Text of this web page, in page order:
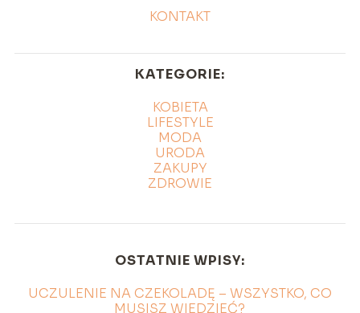
KONTAKT
KATEGORIE:
KOBIETA
LIFESTYLE
MODA
URODA
ZAKUPY
ZDROWIE
OSTATNIE WPISY:
UCZULENIE NA CZEKOLADĘ – WSZYSTKO, CO
MUSISZ WIEDZIEĆ?